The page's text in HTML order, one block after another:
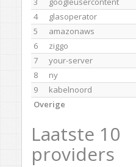
4
glasoperator
5
amazonaws
6
ziggo
7
your-server
8
ny
9
kabelnoord
Overige
Laatste 10
providers